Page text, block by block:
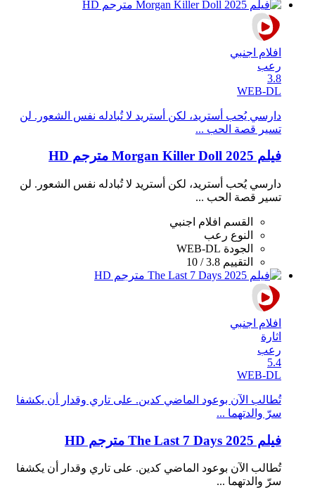
افلام اجنبي
رعب
3.8
WEB-DL
دارسي يُحب أستريد، لكن أستريد لا تُبادله نفس الشعور. لن
تسير قصة الحب ...
فيلم Morgan Killer Doll 2025 مترجم HD
دارسي يُحب أستريد، لكن أستريد لا تُبادله نفس الشعور. لن
تسير قصة الحب ...
القسم
افلام اجنبي
النوع رعب
الجودة WEB-DL
التقييم 3.8 / 10
افلام اجنبي
اثارة
رعب
5.4
WEB-DL
تُطالب الآن بوعود الماضي كدين. على تاري وقدار أن يكشفا
سرّ والدتهما ...
فيلم The Last 7 Days 2025 مترجم HD
تُطالب الآن بوعود الماضي كدين. على تاري وقدار أن يكشفا
سرّ والدتهما ...